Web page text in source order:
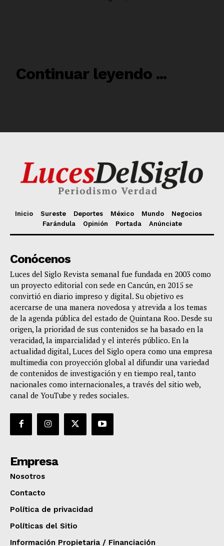
Inicio Sureste Deportes México Mundo
Negocios
Farándula
Opinión Portada Anúnciate
Conócenos
Luces del Siglo Revista semanal fue fundada en 2003 como
un proyecto editorial con sede en Cancún, en 2015 se
convirtió en diario impreso y digital. Su objetivo es
acercarse de una manera novedosa y atrevida a los temas
de la agenda pública del estado de Quintana Roo. Desde su
origen, la prioridad de sus contenidos se ha basado en la
veracidad, la imparcialidad y el interés público. En la
actualidad digital, Luces del Siglo opera como una empresa
multimedia con proyección global al difundir una variedad
de contenidos de investigación y en tiempo real, tanto
nacionales como internacionales, a través del sitio web,
canal de YouTube y redes sociales.
Empresa
Nosotros
Contacto
Política de privacidad
Políticas del Sitio
Información Propietaria / Financiación